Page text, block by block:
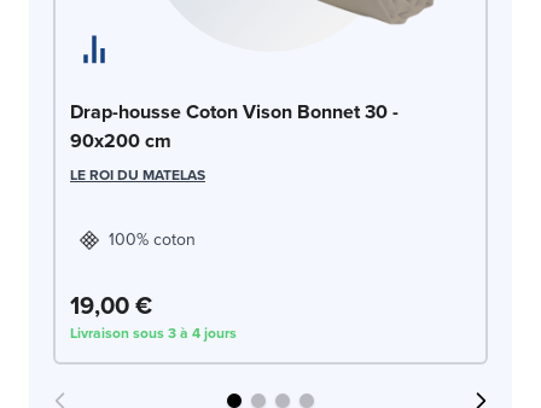
Drap-housse Coton Vison Bonnet 30 -
90x200 cm
LE ROI DU MATELAS
100% coton
19,00 €
Livraison sous 3 à 4 jours